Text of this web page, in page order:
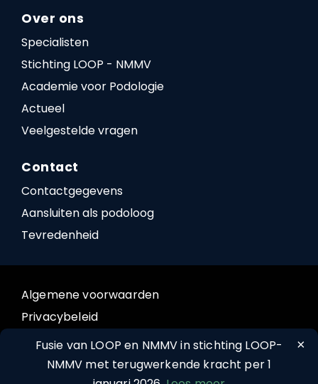
Over ons
Specialisten
Stichting LOOP - NMMV
Academie voor Podologie
Actueel
Veelgestelde vragen
Contact
Contactgegevens
Aansluiten als podoloog
Tevredenheid
Algemene voorwaarden
Privacybeleid
Cookiebeleid
×
Fusie van LOOP en NMMV in stichting LOOP-
NMMV met terugwerkende kracht per 1